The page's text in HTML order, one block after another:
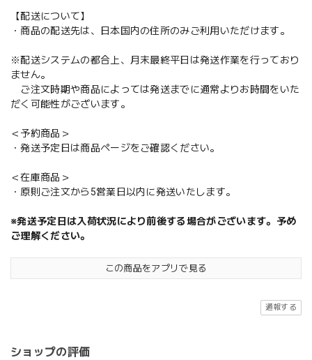
【配送について】
・商品の配送先は、日本国内の住所のみご利用いただけます。
※配送システムの都合上、月末最終平日は発送作業を行っており
ません。
ご注文時期や商品によっては発送までに通常よりお時間をいた
だく可能性がございます。
＜予約商品＞
・発送予定日は商品ページをご確認ください。
＜在庫商品＞
・原則ご注文から5営業日以内に発送いたします。
※発送予定日は入荷状況により前後する場合がございます。予め
ご理解ください。
この商品をアプリで見る
通報する
ショップの評価